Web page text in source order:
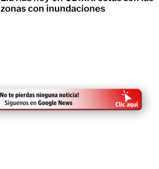
zonas con inundaciones